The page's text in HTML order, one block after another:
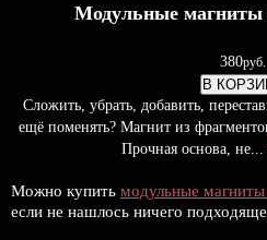
Модульные магниты
380руб.
В
Сложить, убрать, добавить,
ещё поменять? Магнит из
Прочная основа, не...
Можно купить модульные магниты
если не нашлось ничего